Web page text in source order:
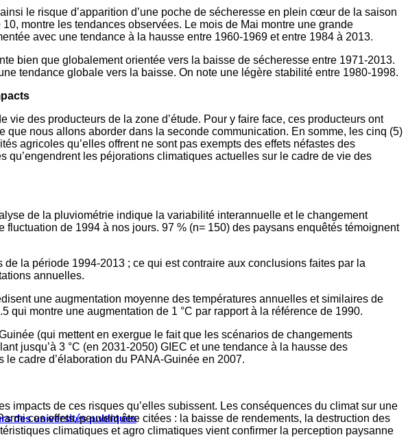
des universités publiques
le risque d’apparition d’une poche de sécheresse en plein cœur de la saison
montre les tendances observées. Le mois de Mai montre une grande
avec une tendance à la hausse entre 1960-1969 et entre 1984 à 2013.
bien que globalement orientée vers la baisse de sécheresse entre 1971-2013.
tendance globale vers la baisse. On note une légère stabilité entre 1980-1998.
des producteurs de la zone d’étude. Pour y faire face, ces producteurs ont
que nous allons aborder dans la seconde communication. En somme, les cinq (5)
agricoles qu’elles offrent ne sont pas exempts des effets néfastes des
les péjorations climatiques actuelles sur le cadre de vie des
de la pluviométrie indique la variabilité interannuelle et le changement
de 1994 à nos jours. 97 % (n= 150) des paysans enquêtés témoignent
la période 1994-2013 ; ce qui est contraire aux conclusions faites par la
annuelles.
une augmentation moyenne des températures annuelles et similaires de
qui montre une augmentation de 1 °C par rapport à la référence de 1990.
(qui mettent en exergue le fait que les scénarios de changements
jusqu’à 3 °C (en 2031-2050) GIEC et une tendance à la hausse des
cadre d’élaboration du PANA-Guinée en 2007.
impacts de ces risques qu’elles subissent. Les conséquences du climat sur une
ces effets, peuvent être citées : la baisse de rendements, la destruction des
climatiques et agro climatiques vient confirmer la perception paysanne